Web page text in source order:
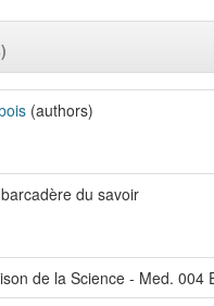
(authors)
du savoir
de la Science - Med. 004